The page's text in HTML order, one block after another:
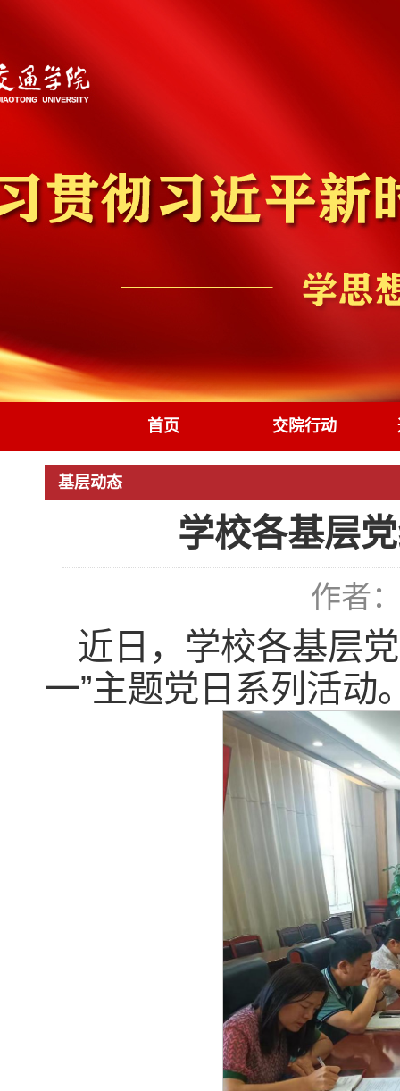
首页 交院行动
基层动态
学校各基层
作者
近日，学校各基层
一”主题党日系列活动